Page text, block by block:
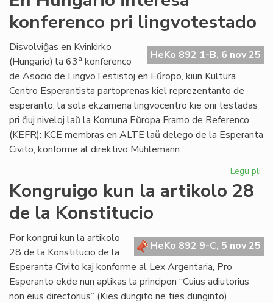
konferenco pri lingvotestado
HeKo 892 1-B, 6 nov 25
Disvolviĝas en Kvinkirko
(Hungario) la 63a konferenco
de Asocio de LingvoTestistoj en Eŭropo, kiun Kultura
Centro Esperantista partoprenas kiel reprezentanto de
esperanto, la sola ekzamena lingvocentro kie oni testadas
pri ĉiuj niveloj laŭ la Komuna Eŭropa Framo de Referenco
(KEFR): KCE membras en ALTE laŭ delego de la Esperanta
Civito, konforme al direktivo Mühlemann.
Legu pli
pri
Kongruigo kun la artikolo 28
de la Konstitucio
HeKo 892 9-C, 5 nov 25
Por kongrui kun la artikolo
28 de la Konstitucio de la
Esperanta Civito kaj konforme al Lex Argentaria, Pro
Esperanto ekde nun aplikas la principon “Cuius adiutorius
non eius directorius” (Kies dungito ne ties dunginto).